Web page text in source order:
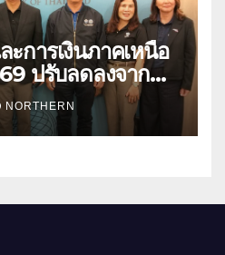
ะการเงินภาคเหนือ
ปรับลดลงจาก
ครองชีพ
NORTHERN